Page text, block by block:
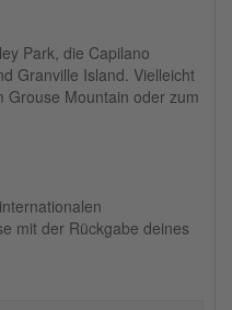
Park, die Capilano
Granville Island. Vielleicht
Grouse Mountain oder zum
mit der Rückgabe deines